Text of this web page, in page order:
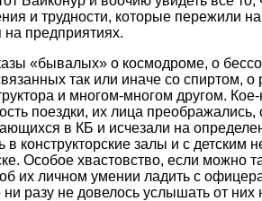
и трудности, которые пережили
предприятиях.
«бывалых» о космодроме, о
так или иначе со спиртом,
и многом-многом другом.
поездки, их лица
в КБ и исчезали на
конструкторские залы и с детским
Особое хвастовство, если можно
их личном умении ладить с
разу не довелось услышать от них